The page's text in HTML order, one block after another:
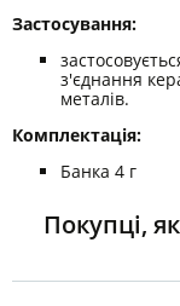
Застосування:
з'єднання
металів.
Комплектація:
Банка 4 г
Покупці,